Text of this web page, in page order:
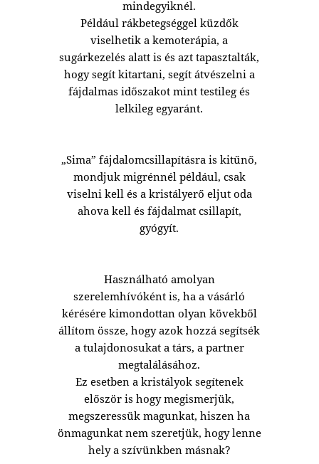
mindegyiknél.
Például rákbetegséggel küzdők
viselhetik a kemoterápia, a
sugárkezelés alatt is és azt tapasztalták,
hogy segít kitartani, segít átvészelni a
fájdalmas időszakot mint testileg és
lelkileg egyaránt.
„Sima” fájdalomcsillapításra is kitűnő,
mondjuk migrénnél például, csak
viselni kell és a kristályerő eljut oda
ahova kell és fájdalmat csillapít,
gyógyít.
Használható amolyan
szerelemhívóként is, ha a vásárló
kérésére kimondottan olyan kövekből
állítom össze, hogy azok hozzá segítsék
a tulajdonosukat a társ, a partner
megtalálásához.
Ez esetben a kristályok segítenek
először is hogy megismerjük,
megszeressük magunkat, hiszen ha
önmagunkat nem szeretjük, hogy lenne
hely a szívünkben másnak?